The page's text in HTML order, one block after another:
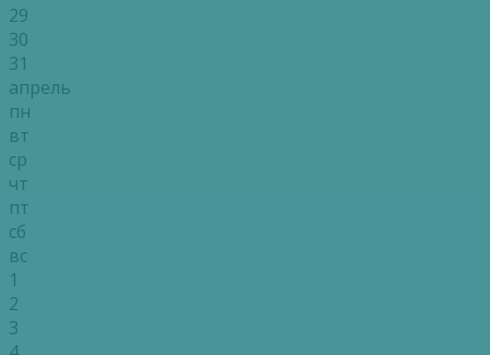
29
30
31
апрель
пн
вт
ср
чт
пт
сб
вс
1
2
3